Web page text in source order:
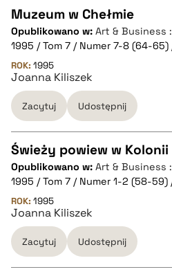
pobierz cytat
CZYSTY TEKST
pobierz cytat
BIBTEX
pobierz cytat
Muzeum w Chełmie
Opublikowano w: Art & Business
1995 / Tom 7 / Numer 7-8 (64-65)
ROK: 1995
Joanna Kiliszek
Zacytuj Udostępnij
CZYSTY TEKST
pobierz cytat
BIBTEX
Świeży powiew w Kolonii
Opublikowano w: Art & Business
1995 / Tom 7 / Numer 1-2 (58-59)
ROK: 1995
Joanna Kiliszek
Zacytuj Udostępnij